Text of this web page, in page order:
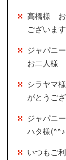
高橋様 お
ございま
ジャパニ
お二人様
シラヤマ
がとうご
ジャパニ
ハタ様(^^♪
いつもご